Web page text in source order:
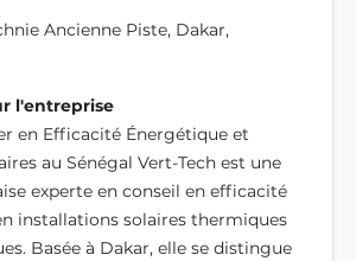
Ancienne Piste, Dakar,
l'entreprise
en Efficacité Énergétique et
au Sénégal Vert-Tech est une
experte en conseil en efficacité
installations solaires thermiques
Basée à Dakar, elle se distingue